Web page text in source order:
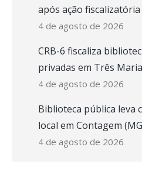
após ação fiscalizatória
4 de agosto de 2026
CRB-6 fiscaliza
privadas em Três
4 de agosto de 2026
Biblioteca pública leva
local em Contagem
4 de agosto de 2026